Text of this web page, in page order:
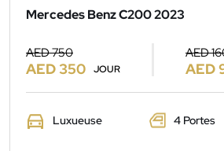
Mercedes Benz C200 2023
AED 750
AED 350 JOUR
AED
AED
Luxueuse 4 Portes